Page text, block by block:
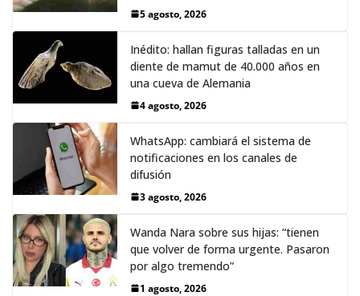
5 agosto, 2026
Inédito: hallan figuras talladas en un
diente de mamut de 40.000 años en
una cueva de Alemania
4 agosto, 2026
WhatsApp: cambiará el sistema de
notificaciones en los canales de
difusión
3 agosto, 2026
Wanda Nara sobre sus hijas: “tienen
que volver de forma urgente. Pasaron
por algo tremendo”
1 agosto, 2026